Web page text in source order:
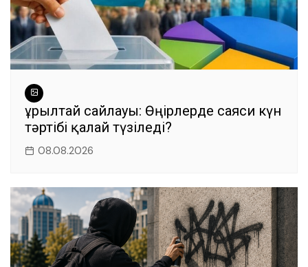
Құрылтай сайлауы: Өңірлерде саяси күн
тәртібі қалай түзіледі?
08.08.2026